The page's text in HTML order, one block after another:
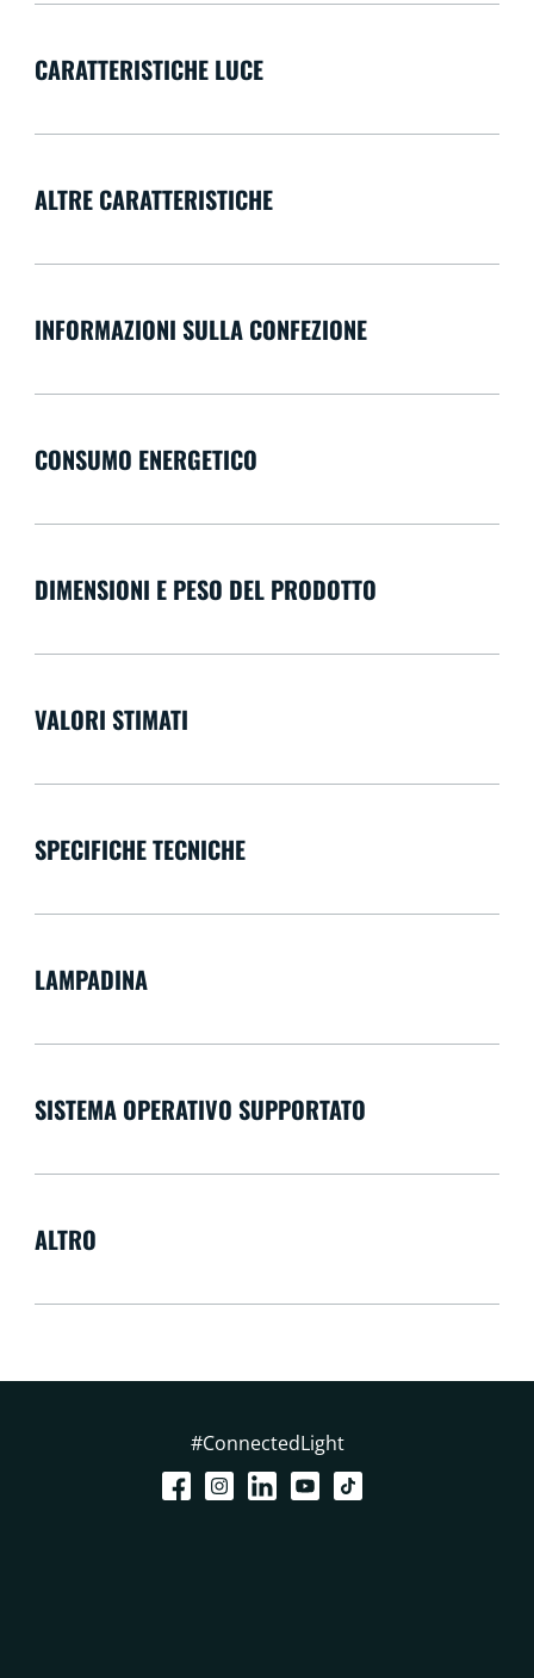
CARATTERISTICHE LUCE
ALTRE CARATTERISTICHE
INFORMAZIONI SULLA CONFEZIONE
CONSUMO ENERGETICO
DIMENSIONI E PESO DEL PRODOTTO
VALORI STIMATI
SPECIFICHE TECNICHE
LAMPADINA
SISTEMA OPERATIVO SUPPORTATO
ALTRO
#ConnectedLight